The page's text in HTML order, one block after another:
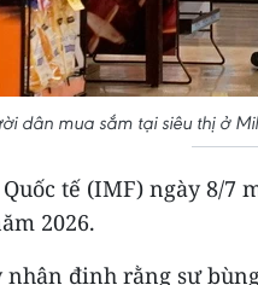
dân mua sắm tại siêu thị ở
tế (IMF) ngày 8/
2026.
nhận định rằng sự